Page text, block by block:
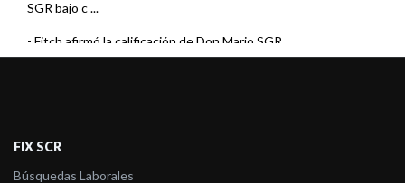
SGR bajo c ...
- Fitch afirmó la calificación de Don Mario SGR
- Fitch afirma la calificación de Don Mario SGR
-Fitch afirma la calificación de Don Mario SGR
FIX SCR
Búsquedas Laborales